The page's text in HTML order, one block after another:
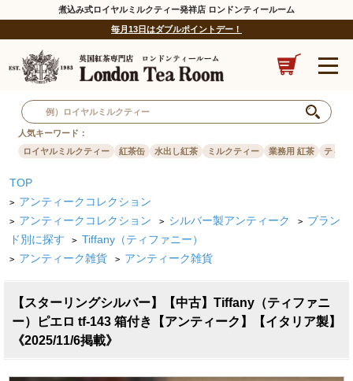
煮込み式ロイヤルミルクティー発祥店 ロンドンティールーム
毎月13日はダブルポイントデー！
人気キーワード：
ロイヤルミルクティー
紅茶缶 水出し紅茶 ミルクティー 業務用 紅茶 ティー
TOP
> アンティークコレクション
> アンティークコレクション > シルバー製アンティーク > ブラン
ド別に探す
> Tiffany（ティファニー）
> アンティーク雑貨 > アンティーク雑貨
【スターリングシルバー】【中古】Tiffany（ティファニ
ー）ピエロ tf-143 箱付き【アンティーク】【イタリア製】
《2025/11/6掲載》